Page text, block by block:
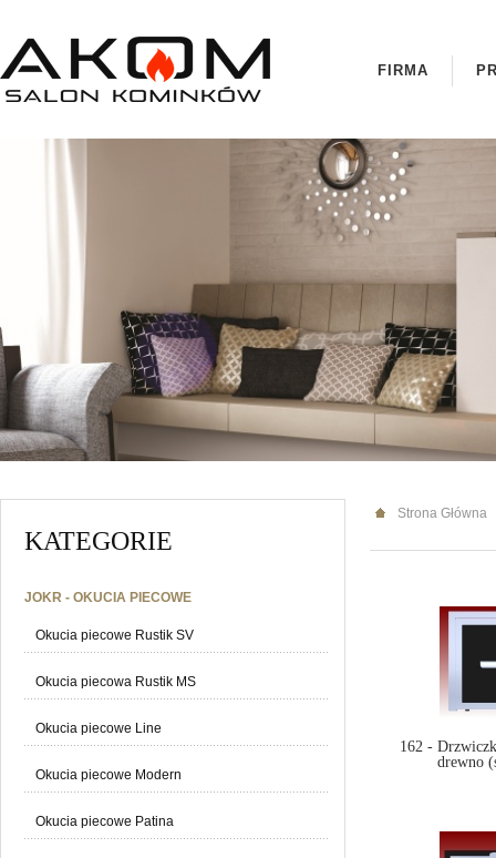
FIRMA
KATEGORIE
JOKR - OKUCIA PIECOWE
Okucia piecowe Rustik SV
Okucia piecowa Rustik MS
Okucia piecowe Line
Okucia piecowe Modern
Okucia piecowe Patina
Strona Główna
162 -
drewno